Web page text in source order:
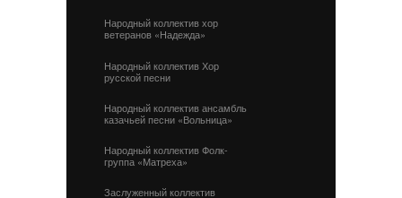
Народный коллектив хор
ветеранов «Надежда»
Народный коллектив Хор
русской песни
Народный коллектив ансамбль
казачьей песни «Вольница»
Народный коллектив Фолк-
группа «Матреха»
Заслуженный коллектив